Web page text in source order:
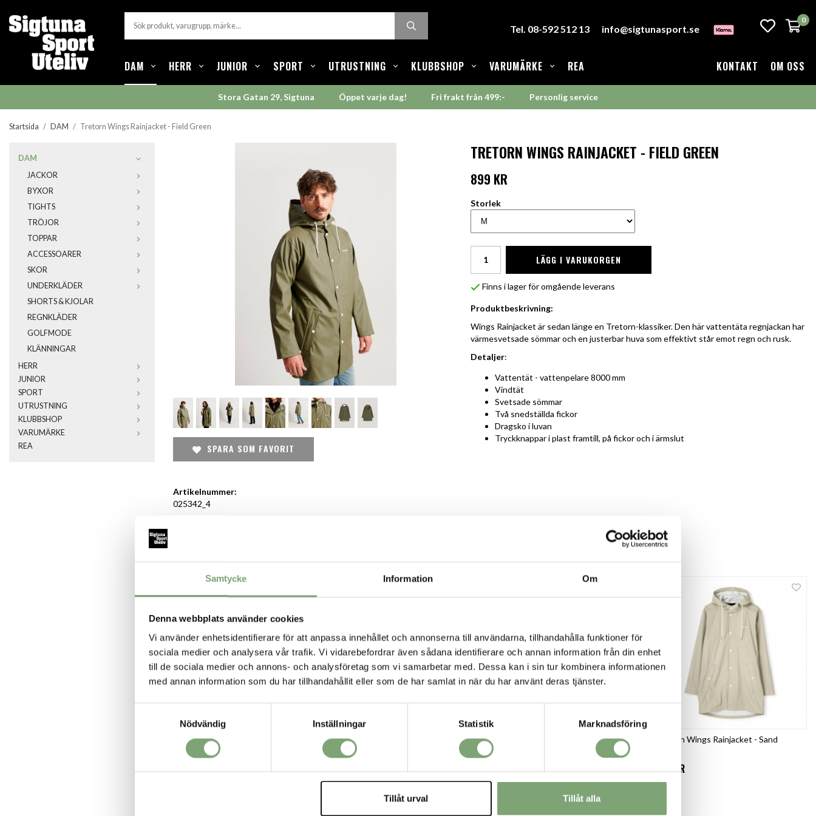
Samtycke Information Om
Denna webbplats använder cookies
Vi använder enhetsidentifierare för att anpassa innehållet och annonserna till användarna, tillhandahålla funktioner för
sociala medier och analysera vår trafik. Vi vidarebefordrar även sådana identifierare och annan information från din enhet
till de sociala medier och annons- och analysföretag som vi samarbetar med. Dessa kan i sin tur kombinera informationen
med annan information som du har tillhandahållit eller som de har samlat in när du har använt deras tjänster.
Nödvändig
Inställningar Statistik Marknadsföring
Tillåt urval Tillåt alla
Tel. 08-592 512 13 info@sigtunasport.se
0
DAM HERR JUNIOR SPORT UTRUSTNING KLUBBSHOP VARUMÄRKE REA KONTAKT OM OSS
Stora Gatan 29, Sigtuna Öppet varje dag! Fri frakt från 499:- Personlig service
Startsida / DAM / Tretorn Wings Rainjacket - Field Green
DAM
JACKOR
BYXOR
TIGHTS
TRÖJOR
TOPPAR
ACCESSOARER
SKOR
UNDERKLÄDER
SHORTS & KJOLAR
REGNKLÄDER
GOLFMODE
KLÄNNINGAR
HERR
JUNIOR
SPORT
UTRUSTNING
KLUBBSHOP
VARUMÄRKE
REA
TRETORN WINGS RAINJACKET - FIELD GREEN
899 KR
Storlek
LÄGG I VARUKORGEN
Finns i lager för omgående leverans
Produktbeskrivning:
Wings Rainjacket är sedan länge en Tretorn-klassiker. Den här vattentäta regnjackan har
värmesvetsade sömmar och en justerbar huva som effektivt står emot regn och rusk.
Detaljer:
Vattentät - vattenpelare 8000 mm
Vindtät
Svetsade sömmar
Två snedställda fickor
Dragsko i luvan
Tryckknappar i plast framtill, på fickor och i ärmslut
SPARA SOM FAVORIT
Artikelnummer:
025342_4
Tretorn Wings Rainjacket - Stone Blue
899 KR
Tretorn Wings Rainjacket - Spectra
Yellow
949 KR
Tretorn Wings Rainjacket - Navy
899 KR
Tretorn Wings Rainjacket - Sand
899 KR